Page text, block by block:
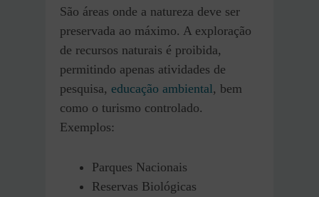
São áreas onde a natureza deve ser
preservada ao máximo. A exploração
de recursos naturais é proibida,
permitindo apenas atividades de
pesquisa, educação ambiental, bem
como o turismo controlado.
Exemplos:
Parques Nacionais
Reservas Biológicas